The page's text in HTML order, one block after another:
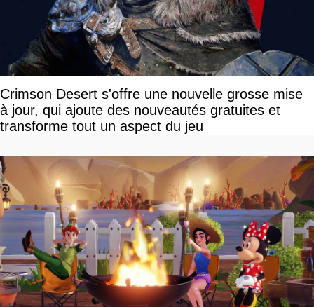
Crimson Desert s'offre une nouvelle grosse mise
à jour, qui ajoute des nouveautés gratuites et
transforme tout un aspect du jeu